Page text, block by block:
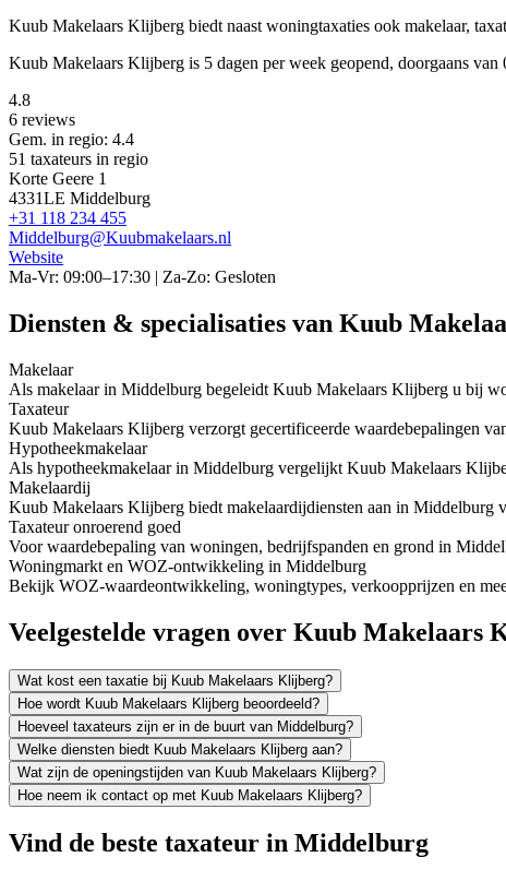
Kuub Makelaars Klijberg biedt naast woningtaxaties ook makelaar,
Kuub Makelaars Klijberg is 5 dagen per week geopend, doorgaans van
4.8
6 reviews
Gem. in regio: 4.4
51 taxateurs in regio
Korte Geere 1
4331LE Middelburg
+31 118 234 455
Middelburg@Kuubmakelaars.nl
Website
Ma-Vr: 09:00–17:30 | Za-Zo: Gesloten
Diensten & specialisaties van Kuub
Makelaar
Als makelaar in Middelburg begeleidt Kuub Makelaars Klijberg u bij
Taxateur
Kuub Makelaars Klijberg verzorgt gecertificeerde waardebepalingen
Hypotheekmakelaar
Als hypotheekmakelaar in Middelburg vergelijkt Kuub Makelaars
Makelaardij
Kuub Makelaars Klijberg biedt makelaardijdiensten aan in Middelburg
Taxateur onroerend goed
Voor waardebepaling van woningen, bedrijfspanden en grond in
Woningmarkt en WOZ-ontwikkeling in Middelburg
Bekijk WOZ-waardeontwikkeling, woningtypes, verkoopprijzen en
Veelgestelde vragen over Kuub Makelaars
Wat kost een taxatie bij Kuub Makelaars Klijberg?
Hoe wordt Kuub Makelaars Klijberg beoordeeld?
Hoeveel taxateurs zijn er in de buurt van Middelburg?
Welke diensten biedt Kuub Makelaars Klijberg aan?
Wat zijn de openingstijden van Kuub Makelaars Klijberg?
Hoe neem ik contact op met Kuub Makelaars Klijberg?
Vind de beste taxateur in Middelburg